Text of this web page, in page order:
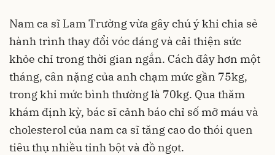
Nam ca sĩ Lam Trường vừa gây chú ý khi chia sẻ
hành trình thay đổi vóc dáng và cải thiện sức
khỏe chỉ trong thời gian ngắn. Cách đây hơn một
tháng, cân nặng của anh chạm mức gần 75kg,
trong khi mức bình thường là 70kg. Qua thăm
khám định kỳ, bác sĩ cảnh báo chỉ số mỡ máu và
cholesterol của nam ca sĩ tăng cao do thói quen
tiêu thụ nhiều tinh bột và đồ ngọt.